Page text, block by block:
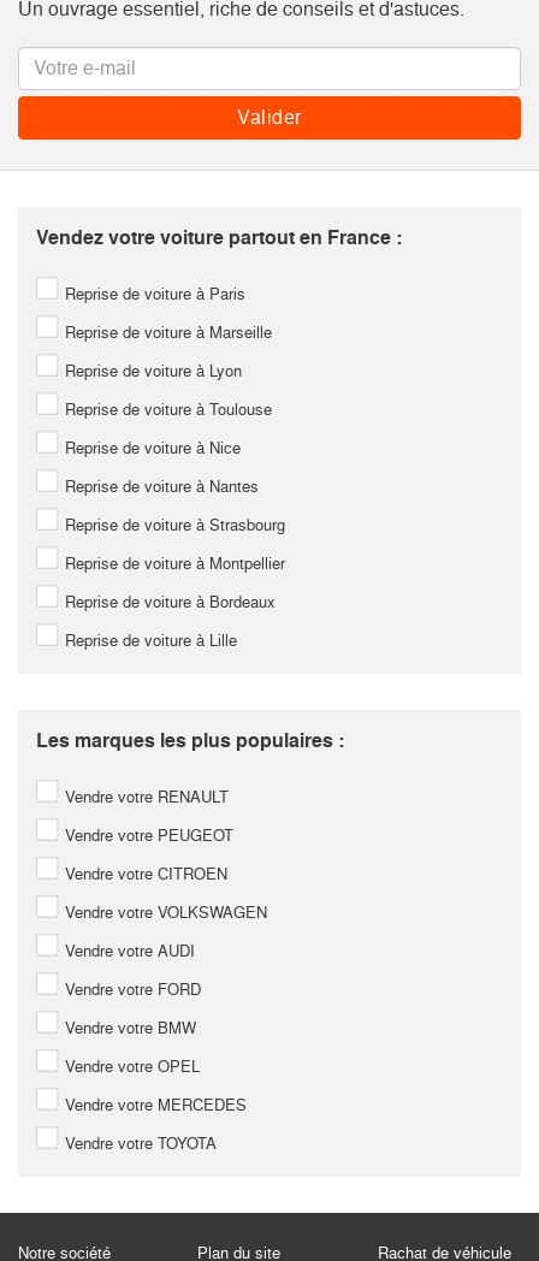
Un ouvrage essentiel, riche de conseils et d'astuces.
Vendez votre voiture partout en France :
Reprise de voiture à Paris
Reprise de voiture à Marseille
Reprise de voiture à Lyon
Reprise de voiture à Toulouse
Reprise de voiture à Nice
Reprise de voiture à Nantes
Reprise de voiture à Strasbourg
Reprise de voiture à Montpellier
Reprise de voiture à Bordeaux
Reprise de voiture à Lille
Les marques les plus populaires :
Vendre votre RENAULT
Vendre votre PEUGEOT
Vendre votre CITROEN
Vendre votre VOLKSWAGEN
Vendre votre AUDI
Vendre votre FORD
Vendre votre BMW
Vendre votre OPEL
Vendre votre MERCEDES
Vendre votre TOYOTA
Notre société Plan du site Rachat de véhicule